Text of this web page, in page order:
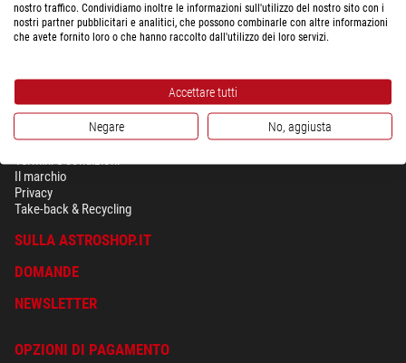
SICUREZZA & PRIVACY
Termini e condizioni
Il marchio
Privacy
Take-back & Recycling
SULLA ASTROSHOP.IT
DOMANDE
NEWSLETTER
OPZIONI DI PAGAMENTO
nostro traffico. Condividiamo inoltre le informazioni sull'utilizzo del nostro sito con i
nostri partner pubblicitari e analitici, che possono combinarle con altre informazioni
che avete fornito loro o che hanno raccolto dall'utilizzo dei loro servizi.
Accettare tutti
Negare No, aggiusta